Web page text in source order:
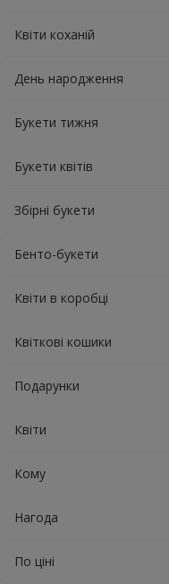
Квіти коханій
День народження
Букети тижня
Букети квітів
Збірні букети
Бенто-букети
Квіти в коробці
Квіткові кошики
Подарунки
Квіти
Кому
Нагода
По ціні